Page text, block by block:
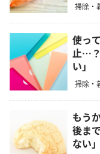
掃除・
使っ
止…
い」
掃除・
もう
後ま
ない